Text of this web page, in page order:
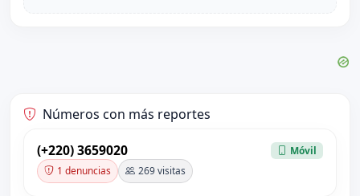
Números con más reportes
(+220) 3659020
Móvil
1 denuncias
269 visitas